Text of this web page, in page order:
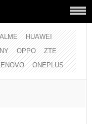
HUAWEI
OPPO
ZTE
ONEPLUS